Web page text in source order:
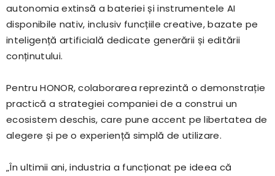
autonomia extinsă a bateriei și instrumentele AI
disponibile nativ, inclusiv funcțiile creative, bazate pe
inteligență artificială dedicate generării și editării
conținutului.
Pentru HONOR, colaborarea reprezintă o demonstrație
practică a strategiei companiei de a construi un
ecosistem deschis, care pune accent pe libertatea de
alegere și pe o experiență simplă de utilizare.
„În ultimii ani, industria a funcționat pe ideea că